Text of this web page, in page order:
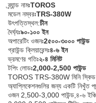
ব্র্যান্ড নামঃTOROS
মডেল নম্বরঃTRS-380W
উৎপত্তিস্থল:চীন
দৈর্ঘ্যঃ৯০-১০০ ইন
অপারেটিং ওজনঃ2৫০০-৩০০০ পাউন্ড
গ্রাউন্ড ক্লিয়ারেন্সঃ৪-৬ ইন
ভ্রমণের গতিঃ২-৪ মিনিট
টপিং লোডঃ2,000-2,500 পাউন্ড
TOROS TRS-380W মিনি স্কিড
অ্যাপ্লিকেশনগুলির জন্য একটি নিখুঁত
ওজন 2,500-3,000 পাউন্ড,৪-৬ ইঞ্চির